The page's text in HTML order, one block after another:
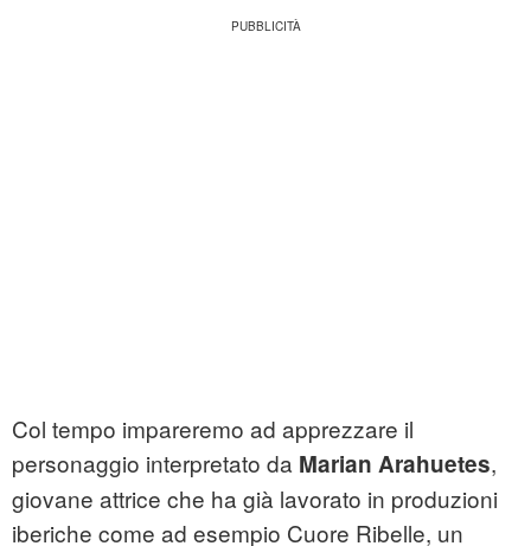
Col tempo impareremo ad apprezzare il
personaggio interpretato da Marian Arahuetes,
giovane attrice che ha già lavorato in produzioni
iberiche come ad esempio Cuore Ribelle, un